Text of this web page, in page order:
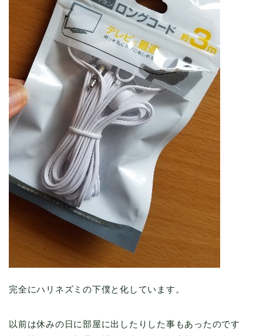
完全にハリネズミの下僕と化しています。
以前は休みの日に部屋に出したりした事もあったのです